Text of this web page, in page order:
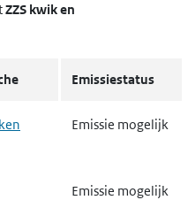
ZZS kwik en
Emissiestatus
Emissie mogelijk
Emissie mogelijk